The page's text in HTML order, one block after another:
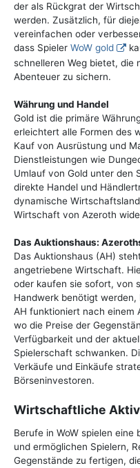
der als Rückgrat der
werden. Zusätzlich, für
vereinfachen oder
dass Spieler WoW gold
schnelleren Weg bietet, die
Abenteuer zu sichern.
Währung und Handel
Gold ist die primäre
erleichtert alle Formen des
Kauf von Ausrüstung und
Dienstleistungen wie
Umlauf von Gold unter den
direkte Handel und
dynamische
Wirtschaft von Azeroth
Das Auktionshaus:
Das Auktionshaus (AH)
angetriebene Wirtschaft.
oder kaufen sie sofort, von
Handwerk benötigt
AH funktioniert nach einem
wo die Preise der
Verfügbarkeit und der
Spielerschaft schwanken.
Verkäufe und Einkäufe
Börseninvestoren.
Wirtschaftliche
Berufe in WoW spielen
und ermöglichen Spielern,
Gegenstände zu fertigen,